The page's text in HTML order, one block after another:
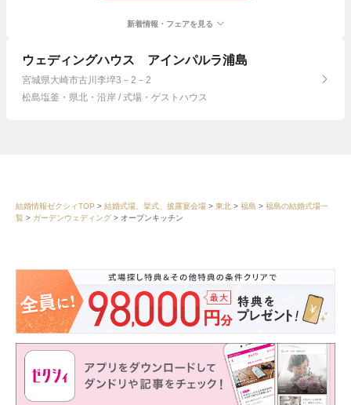
新着情報・フェアを見る
ウェディングハウス アインパルラ浦島
宮城県大崎市古川李埣3－2－2
松島塩釜・県北・沿岸 / 式場・ゲストハウス
結婚情報ゼクシィTOP 結婚式場、挙式、披露宴会場 東北 福島
福島の結婚式場一
覧
ガーデンウェディング オープンキッチン